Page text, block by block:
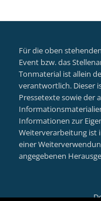
Für die oben
Event bzw. das
Tonmaterial ist allein
verantwortlich. Dieser
Pressetexte sowie der
Informationen zur
Weiterverarbeitung ist
einer
angegebenen